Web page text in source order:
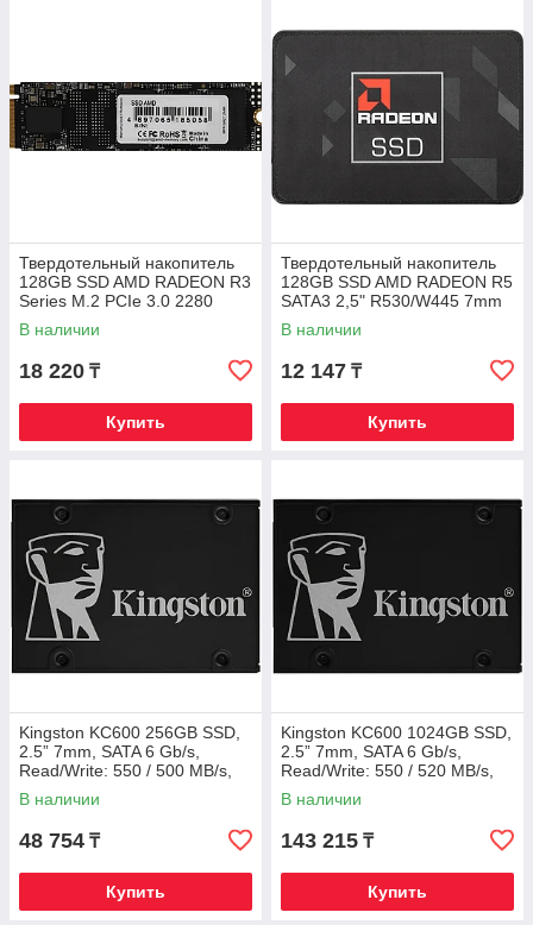
Твердотельный накопитель
128GB SSD AMD RADEON R3
Series M.2 PCIe 3.0 2280
R1800/W1250 R3MP30128G8
В наличии
18 220 ₸
Купить
Твердотельный накопитель
128GB SSD AMD RADEON R5
SATA3 2,5" R530/W445 7mm
R5SL128G
В наличии
12 147 ₸
Купить
Kingston KC600 256GB SSD,
2.5” 7mm, SATA 6 Gb/s,
Read/Write: 550 / 500 MB/s,
Random Read/Write IOPS
90K/80K
В наличии
48 754 ₸
Купить
Kingston KC600 1024GB SSD,
2.5” 7mm, SATA 6 Gb/s,
Read/Write: 550 / 520 MB/s,
Random Read/Write IOPS
90K/80K
В наличии
143 215 ₸
Купить